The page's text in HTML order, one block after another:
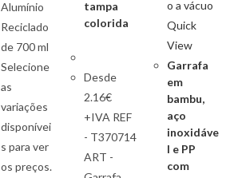
Alumínio
Reciclado
de 700 ml
Selecione
as
variações
disponívei
s para ver
os preços.
tampa
colorida
Desde
2.16€
+IVA REF
- T370714
ART -
Quick
View
Garrafa
em
bambu,
aço
inoxidáve
l e PP
com